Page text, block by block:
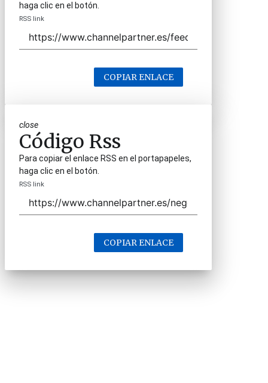
haga clic en el botón.
RSS link
COPIAR ENLACE
close
Código Rss
Para copiar el enlace RSS en el portapapeles,
haga clic en el botón.
RSS link
COPIAR ENLACE